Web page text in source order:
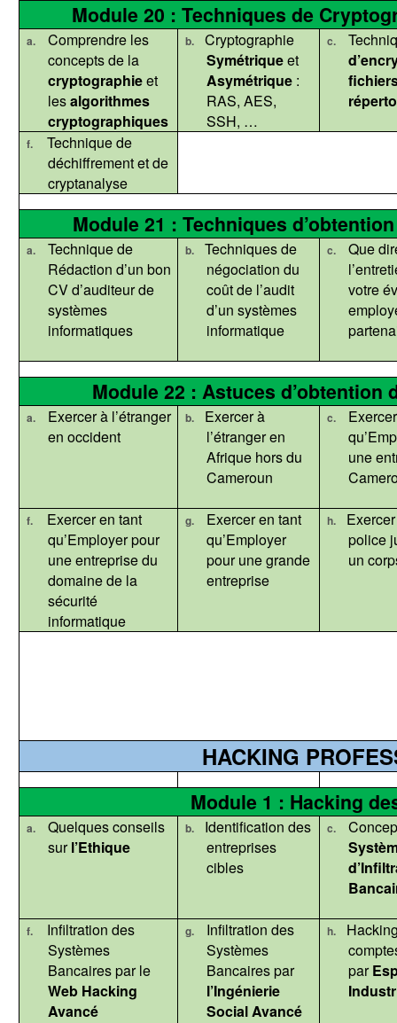
Module 20 : Techniques de
a.
Comprendre les
concepts de la
cryptographieet
lesalgorithmes
cryptographiques
b.
Cryptographie
Symétriqueet
Asymétrique:
RAS, AES,
SSH, …
c.
f.
Technique de
déchiffrement et de
cryptanalyse
Module 21 : Techniques
a.
Technique de
Rédaction d’un bon
CV d’auditeur de
systèmes
informatiques
b.
Techniques de
négociation du
coût de l’audit
d’un systèmes
informatique
c.
Que
votre
Module 22 : Astuces
a.
Exercer à l’étranger
en occident
b.
Exercer à
l’étranger en
Afrique hors du
Cameroun
c.
une
f.
Exercer en tant
qu’Employer pour
une entreprise du
domaine de la
sécurité
informatique
g.
Exercer en tant
qu’Employer
pour une grande
entreprise
h.
police
un
HACKING
Module 1 : Hacking
a.
Quelques conseils
surl’Ethique
b.
Identification des
entreprises
cibles
c.
f.
Infiltration des
Systèmes
Bancaires par le
Web Hacking
Avancé
g.
Infiltration des
Systèmes
Bancaires par
l’Ingénierie
Social Avancé
h.
par